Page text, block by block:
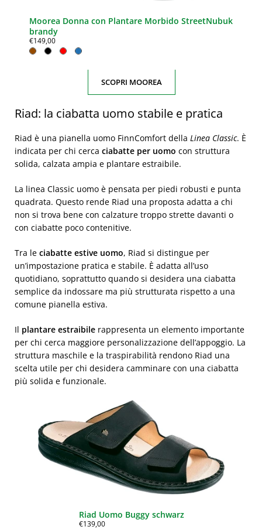
Moorea Donna con Plantare Morbido StreetNubuk
brandy
€149,00
SCOPRI MOOREA
Riad: la ciabatta uomo stabile e pratica
Riad è una pianella uomo FinnComfort della Linea Classic. È
indicata per chi cerca ciabatte per uomo con struttura
solida, calzata ampia e plantare estraibile.
La linea Classic uomo è pensata per piedi robusti e punta
quadrata. Questo rende Riad una proposta adatta a chi
non si trova bene con calzature troppo strette davanti o
con ciabatte poco contenitive.
Tra le ciabatte estive uomo, Riad si distingue per
un’impostazione pratica e stabile. È adatta all’uso
quotidiano, soprattutto quando si desidera una ciabatta
semplice da indossare ma più strutturata rispetto a una
comune pianella estiva.
Il plantare estraibile rappresenta un elemento importante
per chi cerca maggiore personalizzazione dell’appoggio. La
struttura maschile e la traspirabilità rendono Riad una
scelta utile per chi desidera camminare con una ciabatta
più solida e funzionale.
Riad Uomo Buggy schwarz
€139,00